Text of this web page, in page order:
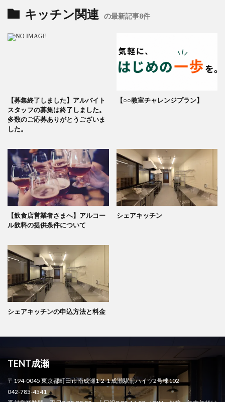
キッチン関連 の最新記事8件
【募集終了しました】アルバイト
スタッフの募集は終了しました。
多数のご応募ありがとうございま
した。
【○○教室チャレンジプラン】
【飲食店営業者さまへ】アルコー
ル飲料の提供条件について
シェアキッチン
シェアキッチンの申込方法と料金
TENT成瀬
〒194-0045 東京都町田市南成瀬1-2-1 成瀬駅前ハイツ2号棟102
042-785-4541